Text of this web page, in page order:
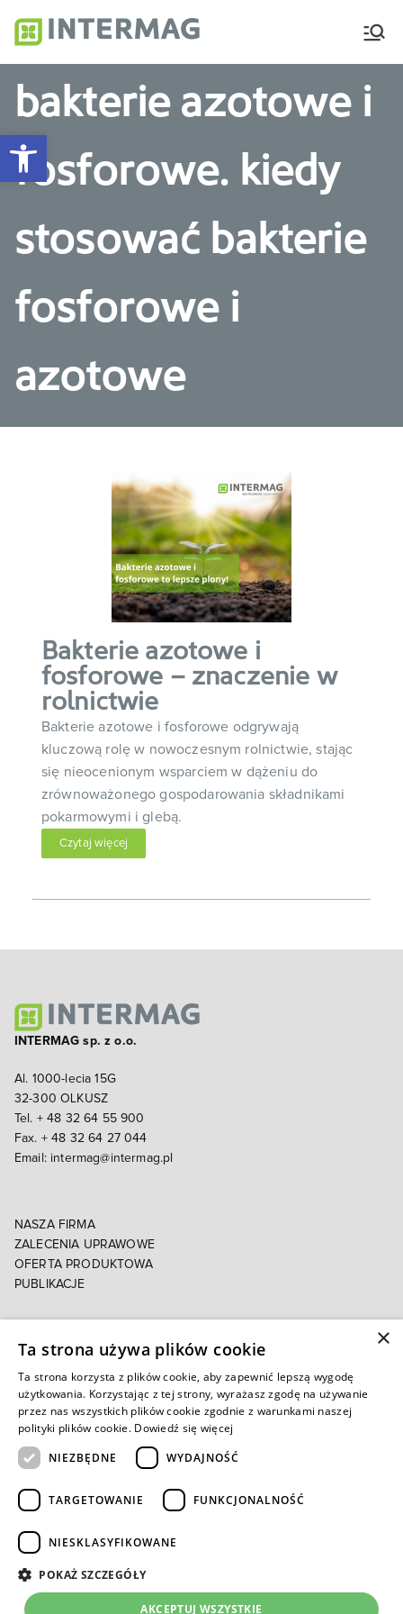
Otwórz pasek narzędzi
dolistnych i biostymulatorów
bakterie azotowe i
fosforowe. kiedy
stosować bakterie
fosforowe i
azotowe
Bakterie azotowe i
fosforowe – znaczenie w
rolnictwie
Bakterie azotowe i fosforowe odgrywają
kluczową rolę w nowoczesnym rolnictwie, stając
się nieocenionym wsparciem w dążeniu do
zrównoważonego gospodarowania składnikami
pokarmowymi i glebą.
Czytaj więcej
INTERMAG sp. z o.o.
Al. 1000-lecia 15G
32-300 OLKUSZ
Tel. + 48 32 64 55 900
Fax. + 48 32 64 27 044
Email: intermag@intermag.pl
NASZA FIRMA
ZALECENIA UPRAWOWE
OFERTA PRODUKTOWA
PUBLIKACJE
POLITYKA COOKIES
E-FAKTURA
Autoryzowany e-sklep
×
Ta strona używa plików cookie
Ta strona korzysta z plików cookie, aby zapewnić lepszą wygodę
użytkowania. Korzystając z tej strony, wyrażasz zgodę na używanie
przez nas wszystkich plików cookie zgodnie z warunkami naszej
polityki plików cookie. Dowiedź się więcej
NIEZBĘDNE
WYDAJNOŚĆ
TARGETOWANIE FUNKCJONALNOŚĆ
NIESKLASYFIKOWANE
POKAŻ SZCZEGÓŁY
AKCEPTUJ WSZYSTKIE